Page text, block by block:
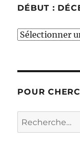
DÉBUT :
début
POUR
Recherche
pour :